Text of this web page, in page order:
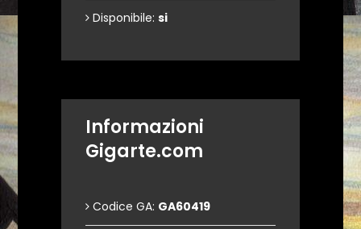
Disponibile: si
Informazioni
Gigarte.com
Codice GA: GA60419